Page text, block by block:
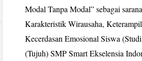
Modal Tanpa Modal” sebagai
Karakteristik Wirausaha,
Kecerdasan Emosional Siswa
(Tujuh) SMP Smart Ekselensia